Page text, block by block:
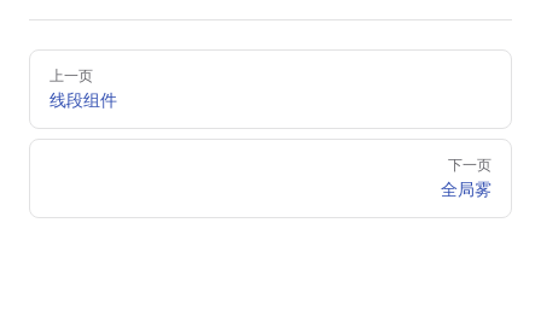
Pager上一页
线段组件
下一页
全局雾